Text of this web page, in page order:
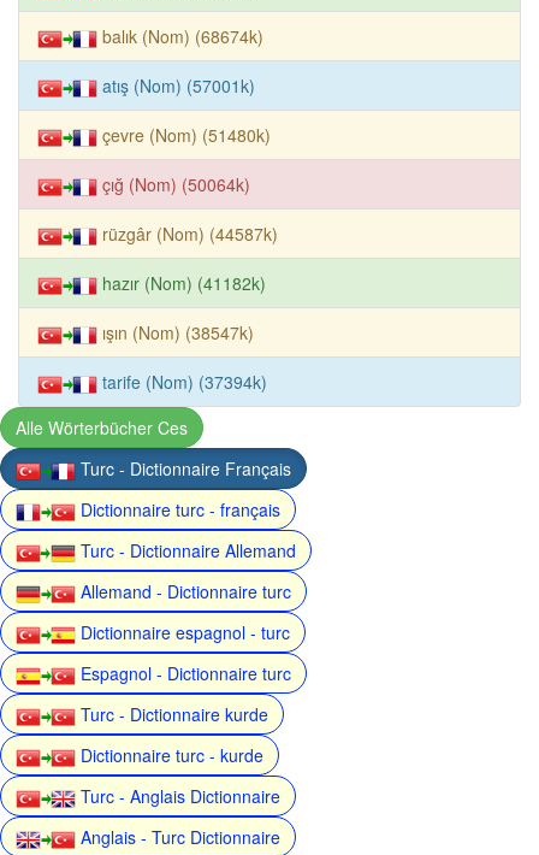
balık (Nom) (68674k)
atış (Nom) (57001k)
çevre (Nom) (51480k)
çığ (Nom) (50064k)
rüzgâr (Nom) (44587k)
hazır (Nom) (41182k)
ışın (Nom) (38547k)
tarife (Nom) (37394k)
Alle Wörterbücher Ces
Turc - Dictionnaire Français
Dictionnaire turc - français
Turc - Dictionnaire Allemand
Allemand - Dictionnaire turc
Dictionnaire espagnol - turc
Espagnol - Dictionnaire turc
Turc - Dictionnaire kurde
Dictionnaire turc - kurde
Turc - Anglais Dictionnaire
Anglais - Turc Dictionnaire